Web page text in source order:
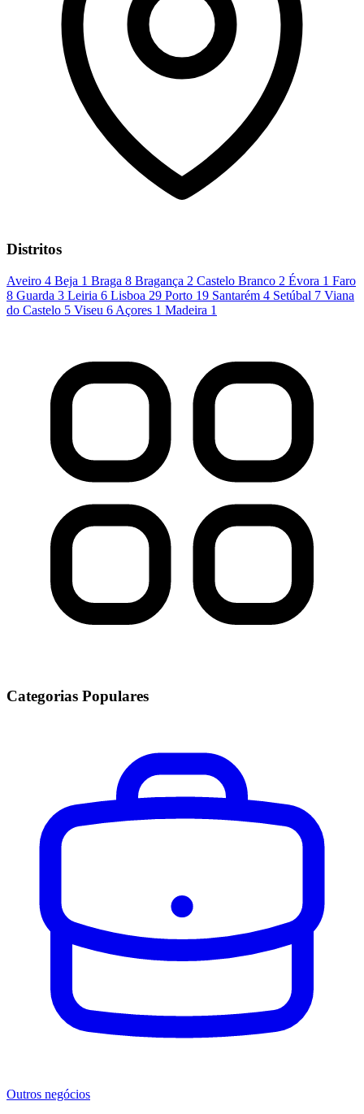
Distritos
Aveiro 4 Beja 1 Braga 8 Bragança 2 Castelo Branco 2 Évora 1 Faro
8 Guarda 3 Leiria 6 Lisboa 29 Porto 19 Santarém 4 Setúbal 7 Viana
do Castelo 5 Viseu 6 Açores 1 Madeira 1
Categorias Populares
Outros negócios